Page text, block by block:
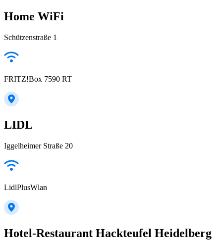
Home WiFi
Schützenstraße 1
FRITZ!Box 7590 RT
LIDL
Iggelheimer Straße 20
LidlPlusWlan
Hotel-Restaurant Hackteufel Heidelberg